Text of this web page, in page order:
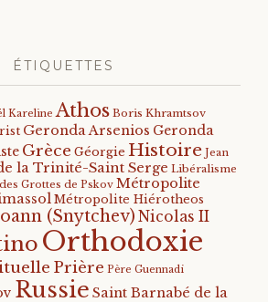
ÉTIQUETTES
Kareline Athos Boris Khramtsov
Geronda Arsenios Geronda
Grèce Géorgie Histoire Jean
la Trinité-Saint Serge Libéralisme
Grottes de Pskov Métropolite
Métropolite Hiérotheos
(Snytchev) Nicolas II
Orthodoxie
Prière Père Guennadi
Russie Saint Barnabé de la